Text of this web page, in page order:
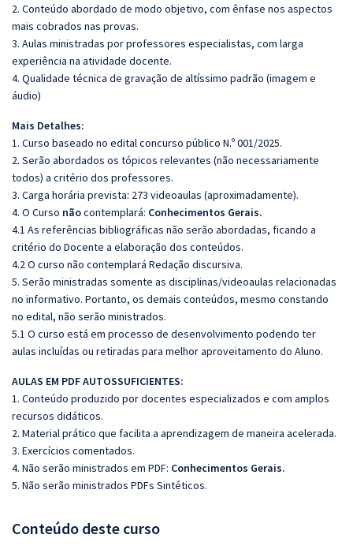
2. Conteúdo abordado de modo objetivo, com ênfase nos aspectos
mais cobrados nas provas.
3. Aulas ministradas por professores especialistas, com larga
experiência na atividade docente.
4. Qualidade técnica de gravação de altíssimo padrão (imagem e
áudio)
Mais Detalhes:
1. Curso baseado no edital concurso público N.º 001/2025.
2. Serão abordados os tópicos relevantes (não necessariamente
todos) a critério dos professores.
3. Carga horária prevista: 273 videoaulas (aproximadamente).
4. O Curso nãocontemplará: Conhecimentos Gerais.
4.1 As referências bibliográficas não serão abordadas, ficando a
critério do Docente a elaboração dos conteúdos.
4.2 O curso não contemplará Redação discursiva.
5. Serão ministradas somente as disciplinas/videoaulas relacionadas
no informativo. Portanto, os demais conteúdos, mesmo constando
no edital, não serão ministrados.
5.1 O curso está em processo de desenvolvimento podendo ter
aulas incluídas ou retiradas para melhor aproveitamento do Aluno.
AULAS EM PDF AUTOSSUFICIENTES:
1. Conteúdo produzido por docentes especializados e com amplos
recursos didáticos.
2. Material prático que facilita a aprendizagem de maneira acelerada.
3. Exercícios comentados.
4. Não serão ministrados em PDF: Conhecimentos Gerais.
5. Não serão ministrados PDFs Sintéticos.
Conteúdo deste curso